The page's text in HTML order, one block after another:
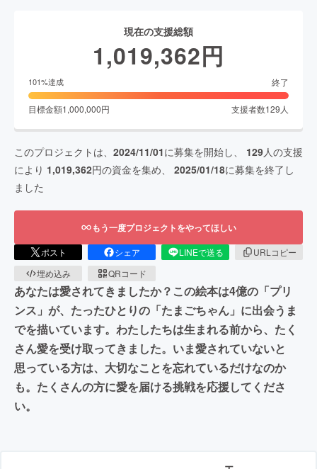
現在の支援総額
1,019,362円
101%達成 終了
目標金額1,000,000円 支援者数129 人
このプロジェクトは、 2024/11/01に募集を開始し、 129人の支援
により 1,019,362円の資金を集め、 2025/01/18に募集を終了し
ました
もう一度プロジェクトをやってほしい
ポスト シェア LINEで送る
URLコピー
埋め込み
QRコード
あなたは愛されてきましたか？この絵本は4億の「プリ
ンス」が、たったひとりの「たまごちゃん」に出会うま
でを描いています。わたしたちは生まれる前から、たく
さん愛を受け取ってきました。いま愛されていないと
思っている方は、大切なことを忘れているだけなのか
も。たくさんの方に愛を届ける挑戦を応援してくださ
い。